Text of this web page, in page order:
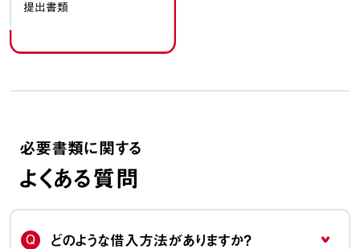
提出書類
必要書類に関する
よくある質問
Q どのような借入方法がありますか？